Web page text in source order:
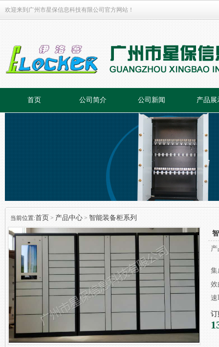
欢迎来到广州市星保信息科技有限公司官方网站！
首页 公司简介 公司新闻 产品展
当前位置:首页 > 产品中心 > 智能装备柜系列
集
效
速
订